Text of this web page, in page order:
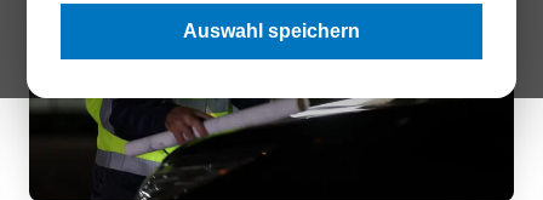
Auswahl speichern